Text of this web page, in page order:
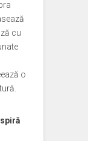
cu
o